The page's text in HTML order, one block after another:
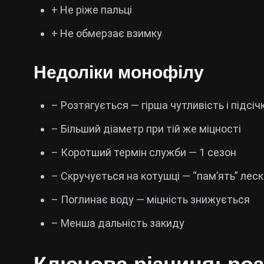
+ Не ріже пальці
+ Не обмерзає взимку
Недоліки монофілу
– Розтягується — гірша чутливість і
– Більший діаметр при тій же міцності
– Коротший термін служби — 1 сезон
– Скручується на котушці — “пам’ять”
– Поглинає воду — міцність знижується
– Менша дальність закиду